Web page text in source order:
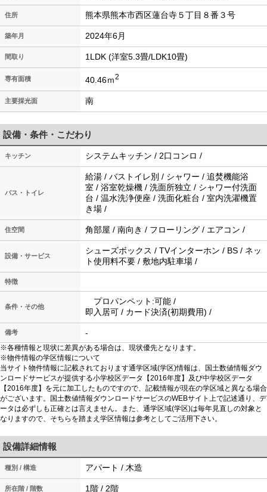
住所 熊本県熊本市西区蓮台寺５丁目８番３号
築年月 2024年6月
間取り 1LDK (洋室5.3畳/LDK10畳)
専有面積 40.46ｍ2
主要採光面 南
設備・条件・こだわり
キッチン システムキッチン / 2口コンロ /
バス・トイレ
給湯 / バストイレ別 / シャワー / 追焚機能浴
室 / 浴室乾燥機 / 洗面所独立 / シャワー付洗面
台 / 温水洗浄便座 / 洗面化粧台 / 室内洗濯機置
き場 /
住空間 角部屋 / 南向き / フローリング / エアコン /
設備・サービス
シューズボックス / TVインターホン / BS / ネッ
ト使用料不要 / 敷地内駐車場 /
特徴
条件・その他
プロパンペット:可能 /
即入居可 / カード決済(初期費用) /
備考 -
※各種情報と現状に差異がある場合は、現状優先となります。
※物件情報の学区情報について
当サイト物件情報に記載されております通学区域(学区)情報は、国土数値情報ダウ
ンロードサービスが提供する小学校区データ【2016年度】及び中学校区データ
【2016年度】を元に加工したものですので、記載情報が現在の学区域と異なる場合
がございます。国土数値情報ダウンロードサービスのWEBサイト上で記述通り、デ
ータは必ずしも正確とは言えません。また、通学区域(学区)は毎年見直しの対象と
なりますので、そちらを踏まえ学区情報は参考としてご活用下さい。
設備詳細情報
種別 / 構造 アパート / 木造
所在階 / 階数 1階 / 2階